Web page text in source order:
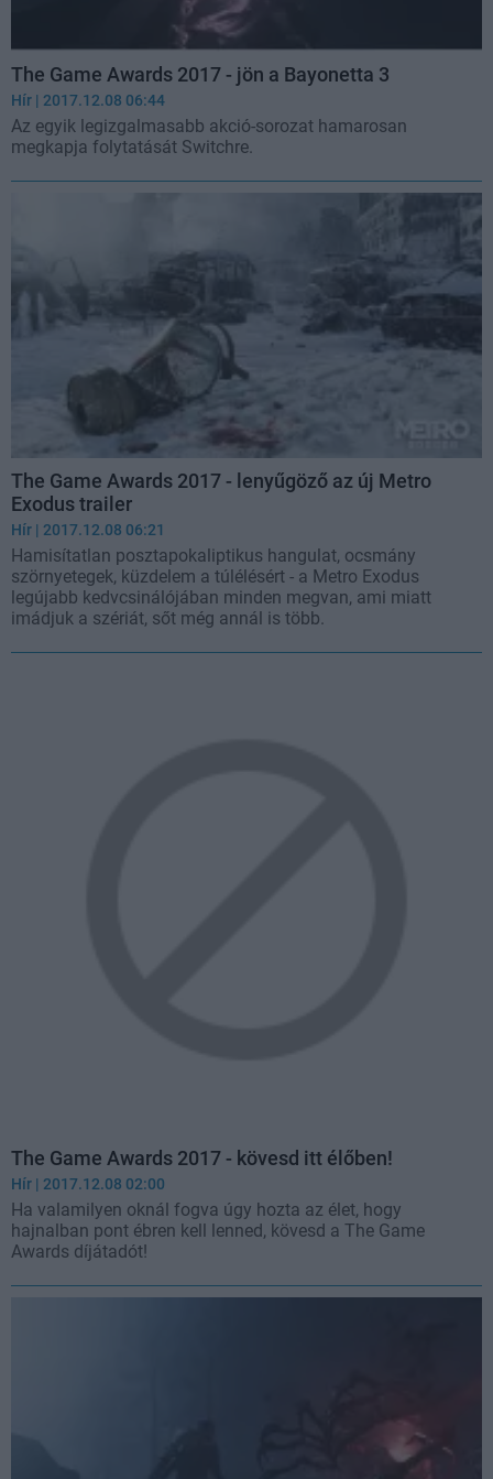
The Game Awards 2017 - jön a Bayonetta 3
Hír | 2017.12.08 06:44
Az egyik legizgalmasabb akció-sorozat hamarosan
megkapja folytatását Switchre.
The Game Awards 2017 - lenyűgöző az új Metro
Exodus trailer
Hír | 2017.12.08 06:21
Hamisítatlan posztapokaliptikus hangulat, ocsmány
szörnyetegek, küzdelem a túlélésért - a Metro Exodus
legújabb kedvcsinálójában minden megvan, ami miatt
imádjuk a szériát, sőt még annál is több.
The Game Awards 2017 - kövesd itt élőben!
Hír | 2017.12.08 02:00
Ha valamilyen oknál fogva úgy hozta az élet, hogy
hajnalban pont ébren kell lenned, kövesd a The Game
Awards díjátadót!